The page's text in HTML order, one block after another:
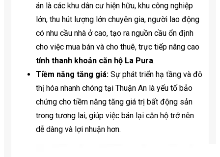
án là các khu dân cư hiện hữu, khu công nghiệp
lớn, thu hút lượng lớn chuyên gia, người lao động
có nhu cầu nhà ở cao, tạo ra nguồn cầu ổn định
cho việc mua bán và cho thuê, trực tiếp nâng cao
tính thanh khoản căn hộ La Pura.
Tiềm năng tăng giá: Sự phát triển hạ tầng và đô
thị hóa nhanh chóng tại Thuận An là yếu tố bảo
chứng cho tiềm năng tăng giá trị bất động sản
trong tương lai, giúp việc bán lại căn hộ trở nên
dễ dàng và lợi nhuận hơn.